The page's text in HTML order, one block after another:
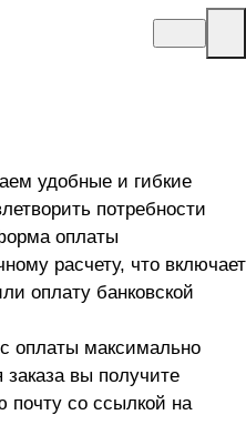
удобные и гибкие
потребности
оплаты
расчету, что включает
оплату банковской
оплаты максимально
вы получите
почту со ссылкой на